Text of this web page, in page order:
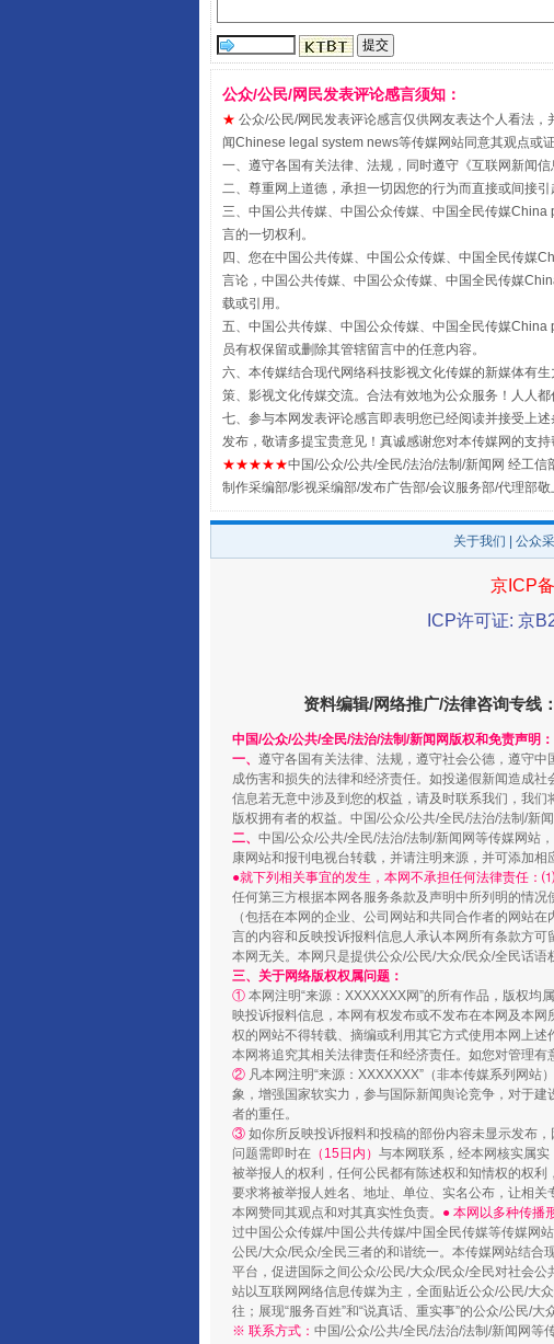
国家大学科技园优化重塑工作
“蜀中异人”王建安的艺术幻境
完善运行机制助力责任有效落实
公众/公民/网民发表评论感言须知：
★ 公众/公民/网民发表评论感言仅供网友表达个人看法
闻Chinese legal system news等传媒网站同意其观点或
一、遵守各国有关法律、法规，同时遵守《互联网新闻
二、尊重网上道德，承担一切因您的行为而直接或间接引
三、中国公共传媒、中国公众传媒、中国全民传媒
言的一切权利。
四、您在中国公共传媒、中国公众传媒、中国全民传媒
言论，中国公共传媒、中国公众传媒、中国全民传媒
载或引用。
五、中国公共传媒、中国公众传媒、中国全民传媒
员有权保留或删除其管辖留言中的任意内容。
六、本传媒结合现代网络科技影视文化传媒的新媒体有
策、影视文化传媒交流。合法有效地为公众服务！人人都
七、参与本网发表评论感言即表明您已经阅读并接受上
发布，敬请多提宝贵意见！真诚感谢您对本传媒网的支
★★★★★中国/公众/公共/全民/法治/法制/新闻网 经工
制作采编部/影视采编部/发布广告部/会议服务部/代理部敬
关于我们 公众
京ICP
ICP许可证: 京
资料编辑/网络推广/法律咨询专线：
中国/公众/公共/全民/法治/法制/新闻网版权和免责声明：
一、 遵守各国有关法律、法规，遵守社会公德，遵守
成伤害和损失的法律和经济责任。如投递假新闻造成
信息若无意中涉及到您的权益，请及时联系我们，我
版权拥有者的权益。中国/公众/公共/全民/法治/法制/新
二、 中国/公众/公共/全民/法治/法制/新闻网等传媒网站
康网站和报刊电视台转载，并请注明来源，并可添加相
●就下列相关事宜的发生，本网不承担任何法律责任：⑴
任何第三方根据本网各服务条款及声明中所列明的情况
（包括在本网的企业、公司网站和共同合作者的网站在
言的内容和反映投诉报料信息人承认本网所有条款方
本网无关。本网只是提供公众/公民/大众/民众/全民话
三、关于网络版权权属问题：
① 本网注明“来源：XXXXXXX网”的所有作品，版权
映投诉报料信息，本网有权发布或不发布在本网及本
权的网站不得转载、摘编或利用其它方式使用本网上述
本网将追究其相关法律责任和经济责任。如您对管理有
② 凡本网注明“来源：XXXXXXX”（非本传媒系列网
象，增强国家软实力，参与国际新闻舆论竞争，对于
者的重任。
③ 如你所反映投诉报料和投稿的部份内容未显示发布
问题需即时在 （15日内） 与本网联系，经本网核实属
被举报人的权利，任何公民都有陈述权和知情权的权利，
要求将被举报人姓名、地址、单位、实名公布，让相
本网赞同其观点和对其真实性负责。 ● 本网以多种传播
过中国公众传媒/中国公共传媒/中国全民传媒等传媒网
公民/大众/民众/全民三者的和谐统一。本传媒网站结合
平台，促进国际之间公众/公民/大众/民众/全民对社会
站以互联网网络信息传媒为主，全面贴近公众/公民/大
往；展现“服务百姓”和“说真话、重实事”的公众/公民/
※ 联系方式： 中国/公众/公共/全民/法治/法制/新闻网等